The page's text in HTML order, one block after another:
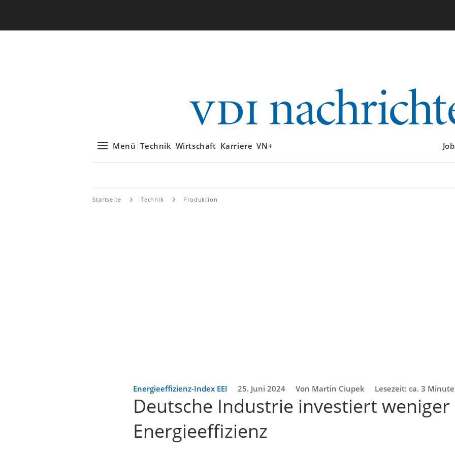
Menü Technik Wirtschaft Karriere VN+
Startseite Technik Produktion
Energieeffizienz-Index EEI 25. Juni 2024 Von Martin Ciupek Lesezeit: ca. 3
Deutsche Industrie investiert weniger
Energieeffizienz